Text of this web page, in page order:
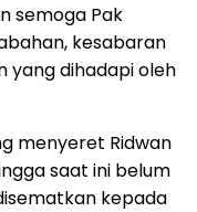
semoga Pak
kesabaran
yang dihadapi oleh
menyeret Ridwan
saat ini belum
kepada